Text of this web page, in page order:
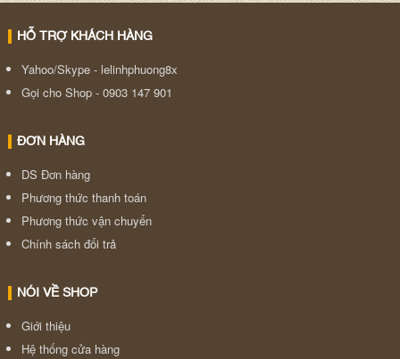
HỖ TRỢ KHÁCH HÀNG
Yahoo/Skype - lelinhphuong8x
Gọi cho Shop - 0903 147 901
ĐƠN HÀNG
DS Đơn hàng
Phương thức thanh toán
Phương thức vận chuyển
Chính sách đổi trả
NÓI VỀ SHOP
Giới thiệu
Hệ thống cửa hàng